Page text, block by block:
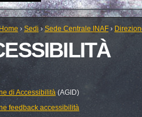
Home › Sedi › Sede Centrale INAF ›
di Accessibilità(AGID)
feedback accessibilità